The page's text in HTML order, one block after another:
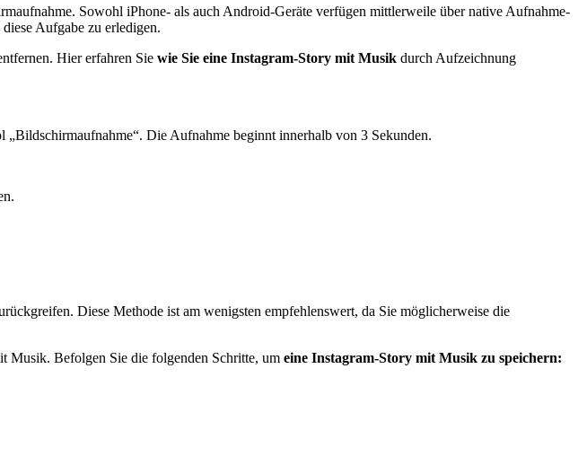
Sowohl iPhone- als auch Android-Geräte verfügen mittlerweile über native Aufnahme-
Aufgabe zu erledigen.
Hier erfahren Sie wie Sie eine Instagram-Story mit Musik durch Aufzeichnung
Die Aufnahme beginnt innerhalb von 3 Sekunden.
Diese Methode ist am wenigsten empfehlenswert, da Sie möglicherweise die
Musik. Befolgen Sie die folgenden Schritte, um eine Instagram-Story mit Musik zu speichern: